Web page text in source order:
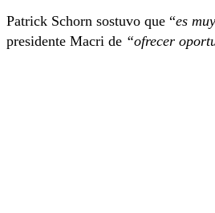
Patrick Schorn sostuvo que “es
presidente Macri de “ofrecer